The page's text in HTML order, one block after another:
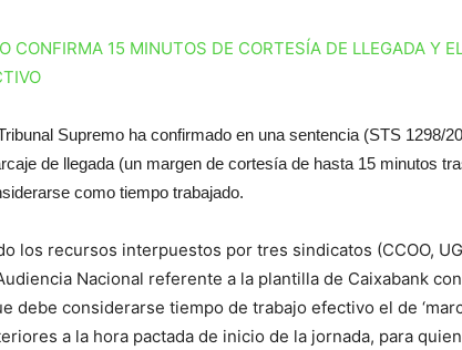
Supremo ha confirmado en una sentencia (STS 1298/
de llegada (un margen de cortesía de hasta 15 minutos
como tiempo trabajado.
los recursos interpuestos por tres sindicatos (CCOO,
Nacional referente a la plantilla de Caixabank
debe considerarse tiempo de trabajo efectivo el de
a la hora pactada de inicio de la jornada, para